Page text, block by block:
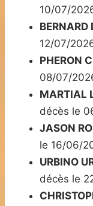
10/07/
BERNARD
12/07/
PHERON
08/07/
MARTIAL
décès le
JASON
le 16/06/
URBINO
décès le